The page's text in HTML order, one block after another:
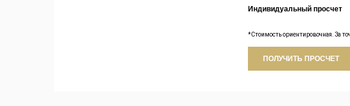
Индивидуальный просчет
*Стоимость ориентировочная. За
ПОЛУЧИТЬ ПРОСЧЕТ